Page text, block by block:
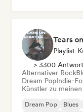
Tears
Playlist-
> 3300
Alternativer Rock
Dream PopIndie-
Künstler zu
Dream Pop Blues